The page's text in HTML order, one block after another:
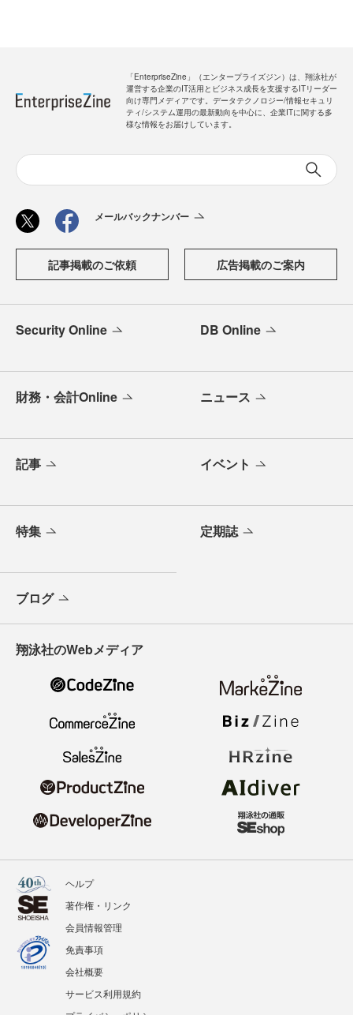
「EnterpriseZine」（エンタープライズジン）は、翔泳社が
運営する企業のIT活用とビジネス成長を支援するITリーダー
向け専門メディアです。データテクノロジー/情報セキュリ
ティ/システム運用の最新動向を中心に、企業ITに関する多
様な情報をお届けしています。
メールバックナンバー
記事掲載のご依頼 広告掲載のご案内
Security Online DB Online
財務・会計Online ニュース
記事 イベント
特集 定期誌
ブログ
翔泳社のWebメディア
ヘルプ
著作権・リンク
会員情報管理
免責事項
会社概要
サービス利用規約